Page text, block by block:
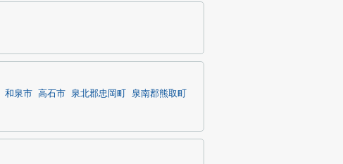
和泉市 高石市 泉北郡忠岡町
泉南郡熊取町